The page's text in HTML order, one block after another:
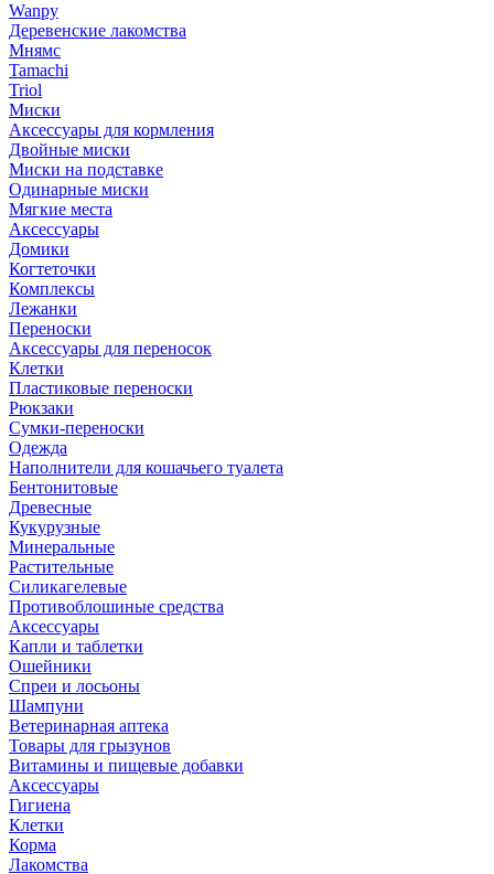
Wanpy
Деревенские лакомства
Мнямс
Tamachi
Triol
Миски
Аксессуары для кормления
Двойные миски
Миски на подставке
Одинарные миски
Мягкие места
Аксессуары
Домики
Когтеточки
Комплексы
Лежанки
Переноски
Аксессуары для переносок
Клетки
Пластиковые переноски
Рюкзаки
Сумки-переноски
Одежда
Наполнители для кошачьего туалета
Бентонитовые
Древесные
Кукурузные
Минеральные
Растительные
Силикагелевые
Противоблошиные средства
Аксессуары
Капли и таблетки
Ошейники
Спреи и лосьоны
Шампуни
Ветеринарная аптека
Товары для грызунов
Витамины и пищевые добавки
Аксессуары
Гигиена
Клетки
Корма
Лакомства